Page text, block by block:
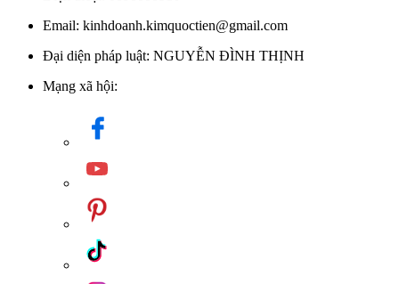
Email: kinhdoanh.kimquoctien@gmail.com
Đại diện pháp luật: NGUYỄN ĐÌNH THỊNH
Mạng xã hội: